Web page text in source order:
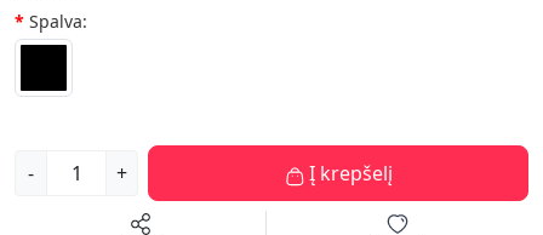
Spalva:
- + Į krepšelį